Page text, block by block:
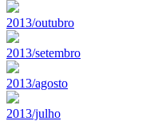
2013/outubro
2013/setembro
2013/agosto
2013/julho